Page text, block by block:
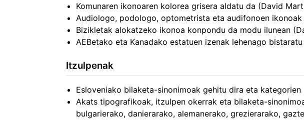
Komunaren ikonoaren kolorea grisera aldatu da (David
Audiologo, podologo, optometrista eta audifonoen
Bizikletak alokatzeko ikonoa konpondu da modu ilunean
AEBetako eta Kanadako estatuen izenak lehenago
Itzulpenak
Esloveniako bilaketa-sinonimoak gehitu dira eta
Akats tipografikoak, itzulpen okerrak eta bilaketa-
bulgarierako, danierarako, alemanerako, grezierarako,